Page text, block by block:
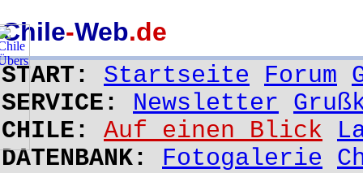
Chile-Web.de
START: Startseite Forum
SERVICE: Newsletter
CHILE: Auf einen Blick
DATENBANK: Fotogalerie